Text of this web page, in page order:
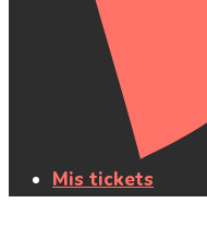
Mis tickets